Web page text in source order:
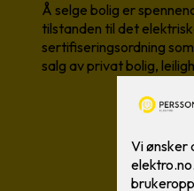
Å selge bolig er
tilstanden til det
sertifiseringsordning
salg av privat bolig,